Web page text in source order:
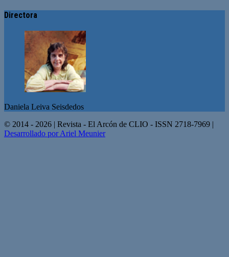
Directora
Daniela Leiva Seisdedos
© 2014 - 2026 | Revista - El Arcón de CLIO - ISSN 2718-7969 |
Desarrollado por Ariel Meunier